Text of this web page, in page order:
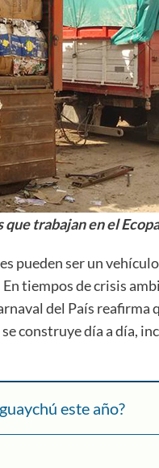
trabajan en el
pueden ser un
tiempos de crisis
del País reafirma
construye día a día,
este año?